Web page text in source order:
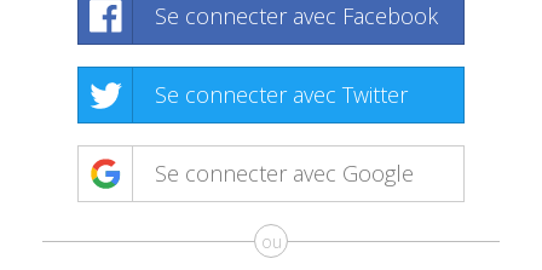
Se connecter avec Facebook
Se connecter avec Twitter
Se connecter avec Google
ou